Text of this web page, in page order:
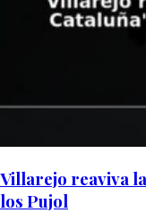
Villarejo reaviva
los Pujol